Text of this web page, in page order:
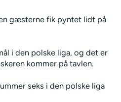
gæsterne fik pyntet lidt på
i den polske liga, og det er
kommer på tavlen.
seks i den polske liga